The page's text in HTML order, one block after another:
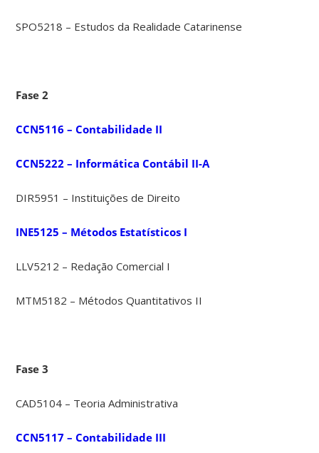
SPO5218 – Estudos da Realidade Catarinense
Fase 2
CCN5116 – Contabilidade II
CCN5222 – Informática Contábil II-A
DIR5951 – Instituições de Direito
INE5125 – Métodos Estatísticos I
LLV5212 – Redação Comercial I
MTM5182 – Métodos Quantitativos II
Fase 3
CAD5104 – Teoria Administrativa
CCN5117 – Contabilidade III